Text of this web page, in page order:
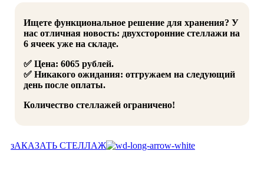
Ищете функциональное решение для хранения? У
нас отличная новость: двухсторонние стеллажи на
6 ячеек уже на складе.
✅ Цена: 6065 рублей.
✅ Никакого ожидания: отгружаем на следующий
день после оплаты.
Количество стеллажей ограничено!
зАКАЗАТЬ СТЕЛЛАЖ